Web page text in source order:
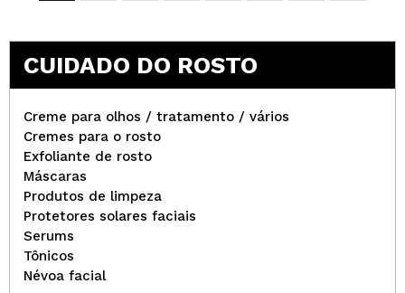
CUIDADO DO ROSTO
Creme para olhos / tratamento / vários
Cremes para o rosto
Exfoliante de rosto
Máscaras
Produtos de limpeza
Protetores solares faciais
Serums
Tônicos
Névoa facial